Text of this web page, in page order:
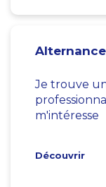
Alternance
Je trouve
m'intéresse
Découvrir